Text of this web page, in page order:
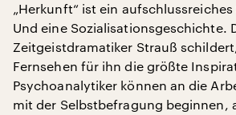
„Herkunft“ ist ein
Und eine Sozialisationsgeschichte.
Zeitgeistdramatiker Strauß
Fernsehen für ihn die größte
Psychoanalytiker können an die
mit der Selbstbefragung beginnen,